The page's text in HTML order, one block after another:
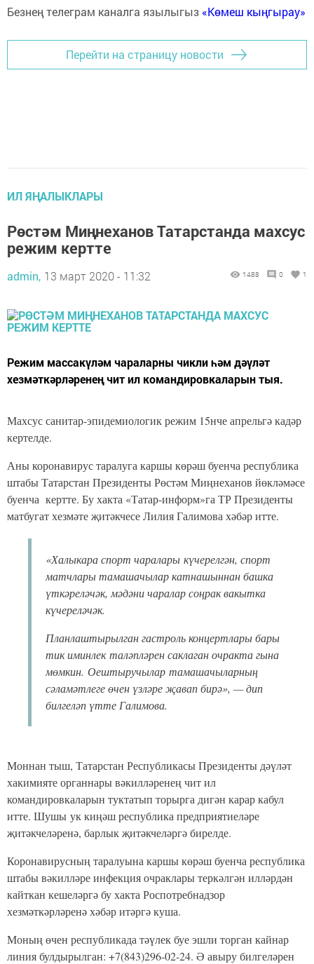
Безнең телеграм каналга язылыгыз «Көмеш кыңгырау»
Перейти на страницу новости
ИЛ ЯҢАЛЫКЛАРЫ
Рөстәм Миңнеханов Татарстанда махсус
режим кертте
admin, 13 март 2020 - 11:32 1488 0 1
Режим массакүләм чараларны чикли һәм дәүләт
хезмәткәрләренең чит ил командировкаларын тыя.
Махсус санитар-эпидемиологик режим 15нче апрельгә кадәр
кертелде.
Аны коронавирус таралуга каршы көрәш буенча республика
штабы Татарстан Президенты Рөстәм Миңнеханов йөкләмәсе
буенча кертте. Бу хакта «Татар-информ»га ТР Президенты
матбугат хезмәте җитәкчесе Лилия Галимова хәбәр итте.
«Халыкара спорт чаралары күчерелгән, спорт
матчлары тамашачылар катнашыннан башка
үткәреләчәк, мәдәни чаралар соңрак вакытка
күчереләчәк.
Планлаштырылган гастроль концертлары бары
тик иминлек таләпләрен саклаган очракта гына
мөмкин. Оештыручылар тамашачыларның
сәламәтлеге өчен үзләре җавап бирә», — дип
билгеләп үтте Галимова.
Моннан тыш, Татарстан Республикасы Президенты дәүләт
хакимияте органнары вәкилләренең чит ил
командировкаларын туктатып торырга дигән карар кабул
итте. Шушы ук киңәш республика предприятиеләре
җитәкчеләренә, барлык җитәкчеләргә бирелде.
Коронавирусның таралуына каршы көрәш буенча республика
штабы вәкилләре инфекция очраклары теркәлгән илләрдән
кайткан кешеләргә бу хакта Роспотребнадзор
хезмәткәрләренә хәбәр итәргә куша.
Моның өчен республикада тәүлек буе эшли торган кайнар
линия булдырылган: +7(843)296-02-24. Ә авыру билгеләрен